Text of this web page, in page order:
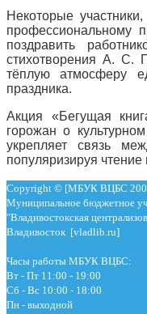
Некоторые
профессиональному
поздравить
стихотворения А. С.
тёплую атмосферу
праздника.
Акция «Бегущая
горожан о
укрепляет связь
популяризируя
Copyright © [МБУК ВЦБС
Муниципальное бюджетное
"Владивостокская
Владивосток [vladlib.ru]
Часы работы МБУК ВЦБС:
Вт - Пт 11:00 - 19:00
Сб - Вс 10:00 - 18:00
Пн - выходной